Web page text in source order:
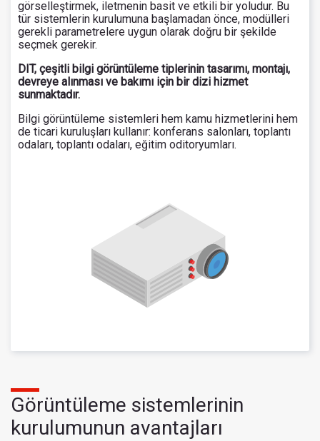
görselleştirmek, iletmenin basit ve etkili bir yoludur. Bu
tür sistemlerin kurulumuna başlamadan önce, modülleri
gerekli parametrelere uygun olarak doğru bir şekilde
seçmek gerekir.
DIT, çeşitli bilgi görüntüleme tiplerinin tasarımı, montajı,
devreye alınması ve bakımı için bir dizi hizmet
sunmaktadır.
Bilgi görüntüleme sistemleri hem kamu hizmetlerini hem
de ticari kuruluşları kullanır: konferans salonları, toplantı
odaları, toplantı odaları, eğitim oditoryumları.
Görüntüleme sistemlerinin
kurulumunun avantajları